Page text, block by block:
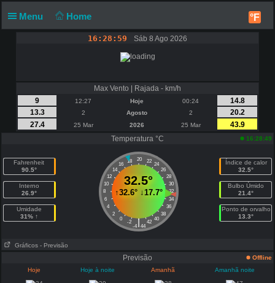
Menu Home °F
16:28:59 Sáb 8 Ago 2026
Max Vento | Rajada - km/h
9
12:27 Hoje 00:24
14.8
13.3
2 Agosto 2
20.2
27.4
25 Mar 2026 25 Mar
43.9
Temperatura °C
16:28:49
Fahrenheit
90.5°
Interno
26.9°
Umidade
31% ↑
20
18 22
16
24
14
26
12
28
10
30
8
32
6
34
4
36
2
38
0
40
-2 42
|
-4 44
32.5°
↑32.6°↓17.7°
Índice de calor
32.5°
Bulbo Úmido
21.4°
Ponto de orvalho
13.3°
Gráficos - Previsão
Previsão
Offline
Hoje
Hoje à noite Amanhã Amanhã noite